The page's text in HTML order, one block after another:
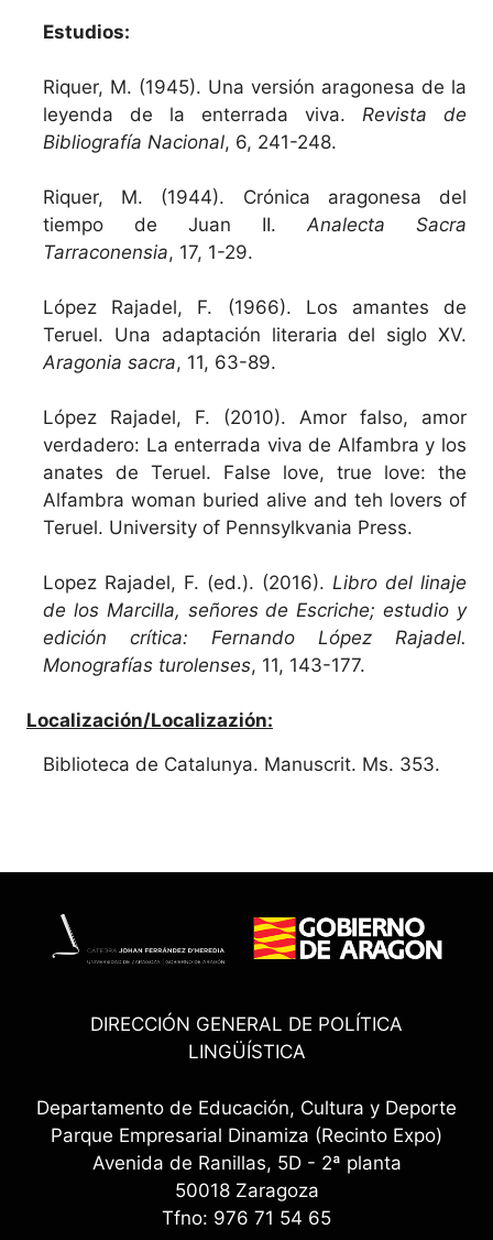
Estudios:
Riquer, M. (1945). Una versión aragonesa de la
leyenda de la enterrada viva. Revista de
Bibliografía Nacional, 6, 241-248.
Riquer, M. (1944). Crónica aragonesa del
tiempo de Juan II.Analecta Sacra
Tarraconensia, 17, 1-29.
López Rajadel, F. (1966). Los amantes de
Teruel. Una adaptación literaria del siglo XV.
Aragonia sacra, 11, 63-89.
López Rajadel, F. (2010). Amor falso, amor
verdadero: La enterrada viva de Alfambra y los
anates de Teruel. False love, true love: the
Alfambra woman buried alive and teh lovers of
Teruel. University of Pennsylkvania Press.
Lopez Rajadel, F. (ed.). (2016). Libro del linaje
de los Marcilla, señores de Escriche; estudio y
edición crítica: Fernando López Rajadel.
Monografías turolenses, 11, 143-177.
Localización/Localizazión:
Biblioteca de Catalunya. Manuscrit. Ms. 353.
DIRECCIÓN GENERAL DE POLÍTICA
LINGÜÍSTICA
Departamento de Educación, Cultura y Deporte
Parque Empresarial Dinamiza (Recinto Expo)
Avenida de Ranillas, 5D - 2ª planta
50018 Zaragoza
Tfno: 976 71 54 65